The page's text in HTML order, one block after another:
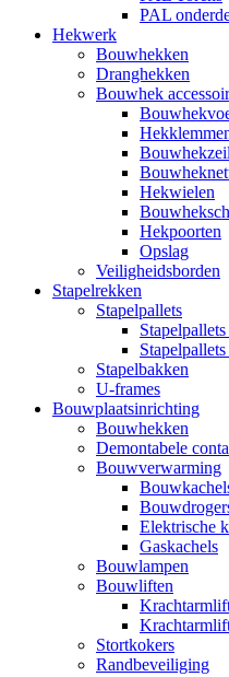
PAL
Hekwerk
Bouwhekken
Dranghekken
Bouwhek
Hekwielen
Hekpoorten
Opslag
Veiligheidsborden
Stapelrekken
Stapelpallets
Stapelbakken
U-frames
Bouwplaatsinrichting
Bouwhekken
Demontabele
Bouwverwarming
Elektrische
Gaskachels
Bouwlampen
Bouwliften
Stortkokers
Randbeveiliging